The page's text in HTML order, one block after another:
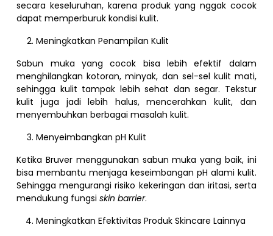
secara keseluruhan, karena produk yang nggak cocok
dapat memperburuk kondisi kulit.
Meningkatkan Penampilan Kulit
Sabun muka yang cocok bisa lebih efektif dalam
menghilangkan kotoran, minyak, dan sel-sel kulit mati,
sehingga kulit tampak lebih sehat dan segar. Tekstur
kulit juga jadi lebih halus, mencerahkan kulit, dan
menyembuhkan berbagai masalah kulit.
Menyeimbangkan pH Kulit
Ketika Bruver menggunakan sabun muka yang baik, ini
bisa membantu menjaga keseimbangan pH alami kulit.
Sehingga mengurangi risiko kekeringan dan iritasi, serta
mendukung fungsiskin barrier.
Meningkatkan Efektivitas Produk Skincare Lainnya